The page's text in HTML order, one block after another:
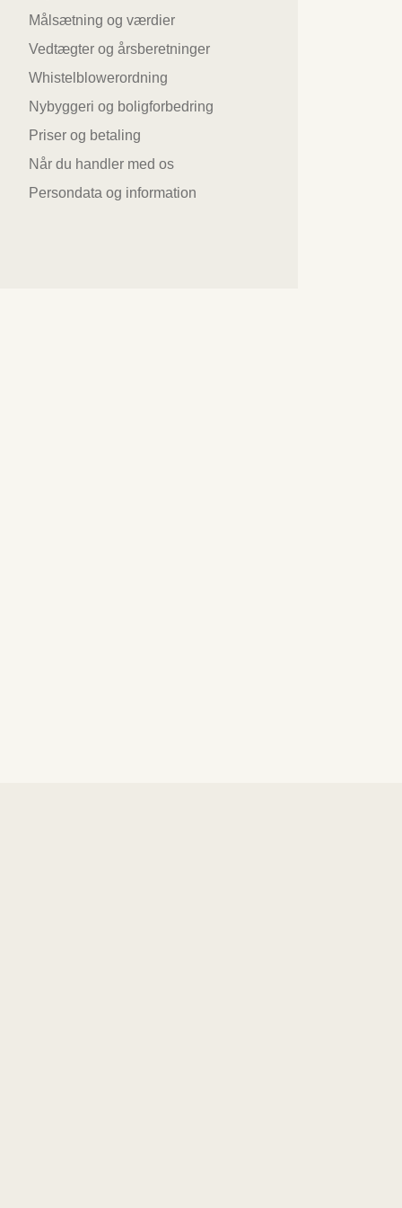
Målsætning og værdier
Vedtægter og årsberetninger
Whistelblowerordning
Nybyggeri og boligforbedring
Priser og betaling
Når du handler med os
Persondata og information